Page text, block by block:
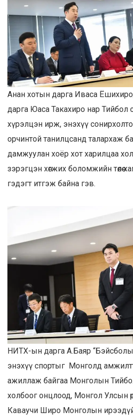
Анан хотын дарга Иваса
дарга Юаса Такахиро нар Тийбол
хүрэлцэн ирж, энэхүү
орчинтой танилцсанд талархаж
дамжуулан хоёр хот харилцаа
зэрэгцэн хөгжих боломжийн төлөө
гэдэгт итгэж байна гэв.
НИТХ-ын дарга А.Баяр
энэхүү спортыг Монголд
ажиллаж байгаа Монголын
холбоог онцлоод, Монгол Улсын
Каваучи Широ Монголын ирээдүйн